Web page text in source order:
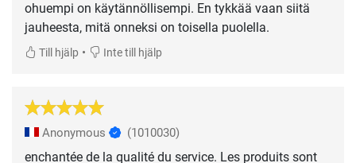
ohuempi on käytännöllisempi. En tykkää vaan siitä
jauheesta, mitä onneksi on toisella puolella.
Till hjälp • Inte till hjälp
Anonymous (1010030)
enchantée de la qualité du service. Les produits sont